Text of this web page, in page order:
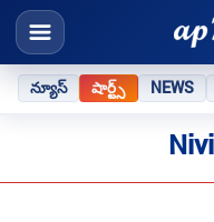
న్యూస్ షార్ట్స్ NEWS